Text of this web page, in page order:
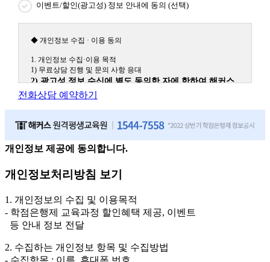
이벤트/할인(광고성) 정보 안내에 동의 (선택)
◆ 개인정보 수집 · 이용 동의
1. 개인정보 수집·이용 목적
1) 무료상담 진행 및 문의 사항 응대
2) 광고성 정보 수신에 별도 동의한 자에 한하여 해커스
원격평생교육원을 비롯한 해커스 교육그룹의 새로운 서
(해커스교육그룹: 해커스인강, 해커스프랩, 해커스톡, 해커스중국
원, 해커스경찰, 해커스소방, 해커스공인중개사, 해커스주택관리
2. 개인정보 수집·이용 항목: 이름, 휴대폰번호
3. 개인정보 보유/이용 기간: 법령상 정하는 경우를 제외
하고는 회원탈퇴 시까지 이용 및 보관합니다. 단, 비회원
이거나 상담 시로부터 3년 이내 탈퇴하는 자의 경우, 소
비자 불만 또는 분쟁처리를 위해 3년간 보관합니다.
4. 신청자는 개인정보 수집·이용을 거부할 수 있습니다. 단, 거부의
경우에는 상담 신청이 제한됩니다.
전화상담 예약하기
개인정보 제공에 동의합니다.
개인정보처리방침 보기
1. 개인정보의 수집 및 이용목적
- 학점은행제 교육과정 할인혜택 제공, 이벤트
등 안내 정보 전달
2. 수집하는 개인정보 항목 및 수집방법
- 수집항목 : 이름, 휴대폰 번호